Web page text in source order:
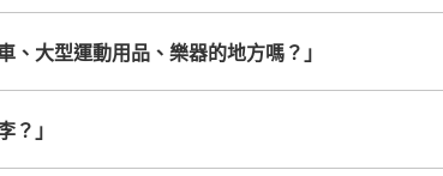
、大型運動用品、樂器的地方嗎？」
？」